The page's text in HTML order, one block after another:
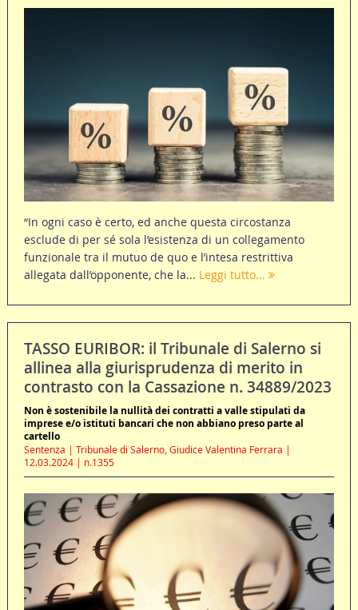
“In ogni caso è certo, ed anche questa circostanza
esclude di per sé sola l’esistenza di un collegamento
funzionale tra il mutuo de quo e l’intesa restrittiva
allegata dall’opponente, che la... Leggi tutto...
TASSO EURIBOR: il Tribunale di Salerno si
allinea alla giurisprudenza di merito in
contrasto con la Cassazione n. 34889/2023
Non è sostenibile la nullità dei contratti a valle stipulati da
imprese e/o istituti bancari che non abbiano preso parte al
cartello
Sentenza | Tribunale di Salerno, Giudice Valentina Ferrara |
12.03.2024 | n.1355